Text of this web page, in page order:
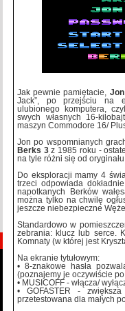
Jak pewnie pamiętacie,
Jack”, po przejściu na
ulubionego komputera,
swych własnych 16-
maszyn Commodore 16/
Jon po wspomnianych
Berks 3z 1985 roku -
na tyle różni się od
Do eksploracji mamy 4
trzeci odpowiada
napotkanych Berków
można tylko na chwilę
jeszcze niebezpieczne
Standardowo w
zebrania: klucz lub serce.
Komnaty (w której jest
Na ekranie tytułowym:
• 8-znakowe hasła
(poznajemy je oczywiście
• MUSICOFF - włącza/
• GOFASTER -
przetestowana dla małych